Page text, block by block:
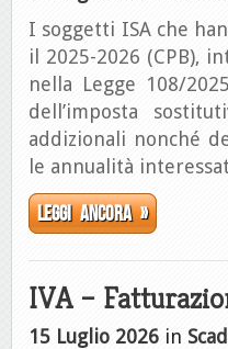
I soggetti ISA che
il 2025-2026 (CPB),
nella Legge 108/
dell’imposta
addizionali nonché
le annualità
Leggi ancora »
IVA –
15 Luglio 2026 in